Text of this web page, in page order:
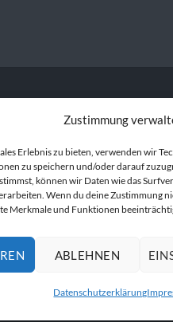
Zustimmung
Erlebnis zu bieten, verwenden wir
zu speichern und/oder darauf
können wir Daten wie das
Wenn du deine Zustimmung
Merkmale und Funktionen
ABLEHNEN
Datenschutzerklärung
Gemeinsam